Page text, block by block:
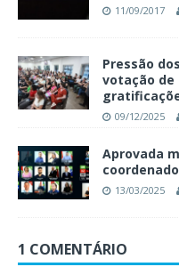
11/09/2017
Pressão
votação de
09/12/2025
Aprovada
13/03/2025
1 COMENTÁRIO